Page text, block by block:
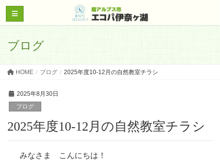
ブログ
HOME ブログ 2025年度10-12月の自然教室チラシ
2025年8月30日
ブログ
2025年度10-12月の自然教室チラシ
みなさま こんにちは！